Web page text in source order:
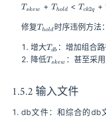
T_{skew}
Tskew + T_{hold}
Thold< Tck2q +
修复T_{hold}
Thold 时序违例方法：
增大T_{db}
Tdb ：增加组合
降低T_{skew}
Tskew ：甚至采
1.5.2 输入文件
db文件：和综合的db